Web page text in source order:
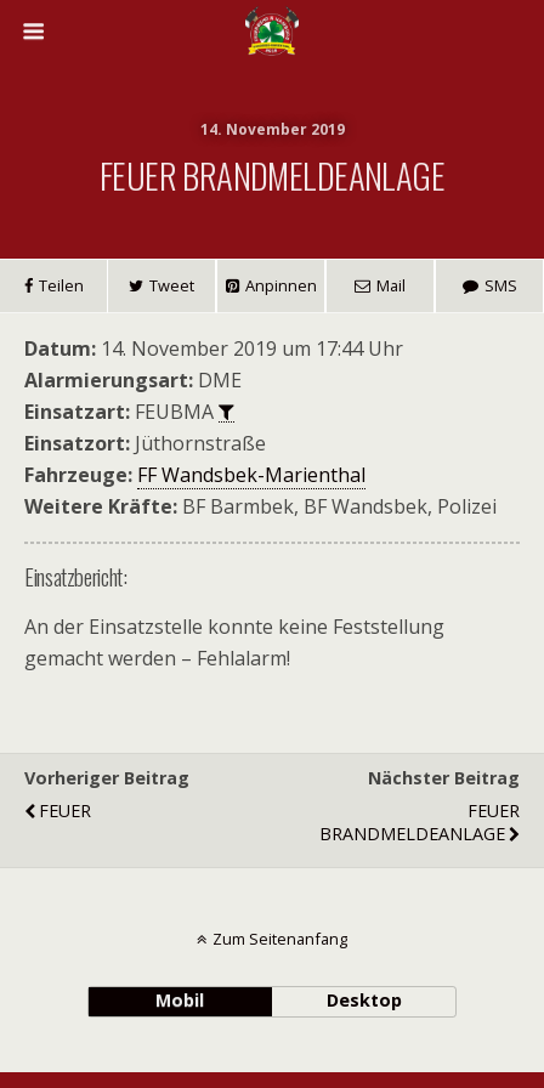
14. November 2019
FEUER BRANDMELDEANLAGE
Teilen Tweet Anpinnen Mail SMS
Datum: 14. November 2019 um 17:44 Uhr
Alarmierungsart: DME
Einsatzart: FEUBMA
Einsatzort: Jüthornstraße
Fahrzeuge: FF Wandsbek-Marienthal
Weitere Kräfte: BF Barmbek, BF Wandsbek, Polizei
Einsatzbericht:
An der Einsatzstelle konnte keine Feststellung
gemacht werden – Fehlalarm!
Vorheriger Beitrag
FEUER
Nächster Beitrag
FEUER
BRANDMELDEANLAGE
Zum Seitenanfang
Mobil Desktop